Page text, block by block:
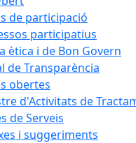
de participació
participatius
ètica i de Bon Govern
de Transparència
obertes
d'Activitats de
de Serveis
i suggeriments